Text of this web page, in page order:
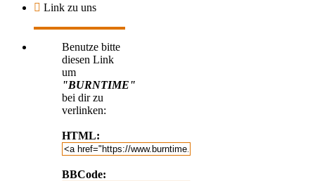
Link zu uns
Benutze bitte
diesen Link
um
"BURNTIME"
bei dir zu
verlinken:
HTML:
BBCode: